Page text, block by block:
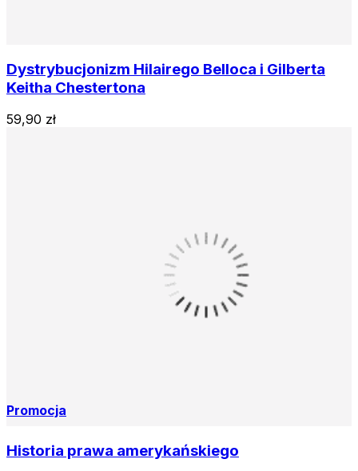
Dystrybucjonizm Hilairego Belloca i Gilberta
Keitha Chestertona
59,90 zł
Promocja
Historia prawa amerykańskiego